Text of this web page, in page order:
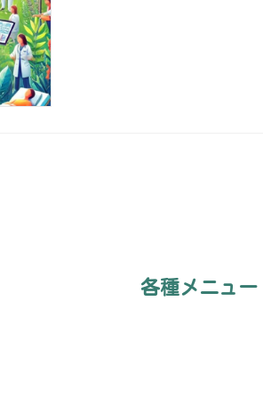
各種メニュー